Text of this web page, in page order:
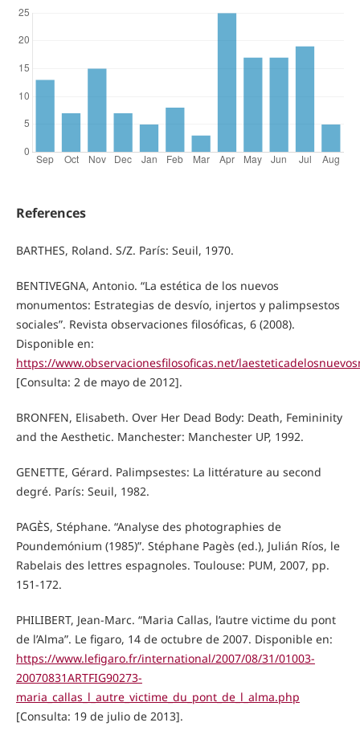
References
BARTHES, Roland. S/Z. París: Seuil, 1970.
BENTIVEGNA, Antonio. “La estética de los nuevos
monumentos: Estrategias de desvío, injertos y palimpsestos
sociales”. Revista observaciones filosóficas, 6 (2008).
Disponible en:
https://www.observacionesfilosoficas.net/
[Consulta: 2 de mayo de 2012].
BRONFEN, Elisabeth. Over Her Dead Body: Death, Femininity
and the Aesthetic. Manchester: Manchester UP, 1992.
GENETTE, Gérard. Palimpsestes: La littérature au second
degré. París: Seuil, 1982.
PAGÈS, Stéphane. “Analyse des photographies de
Poundemónium (1985)”. Stéphane Pagès (ed.), Julián Ríos, le
Rabelais des lettres espagnoles. Toulouse: PUM, 2007, pp.
151-172.
PHILIBERT, Jean-Marc. “Maria Callas, l’autre victime du pont
de l’Alma”. Le figaro, 14 de octubre de 2007. Disponible en:
https://www.lefigaro.fr/international/2007/08/31/01003-
20070831ARTFIG90273-
maria_callas_l_autre_victime_du_pont_de_l_alma.php
[Consulta: 19 de julio de 2013].